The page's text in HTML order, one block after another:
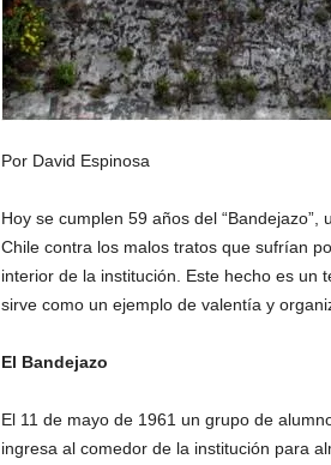
Por David Espinosa
Hoy se cumplen 59 años del
Chile contra los malos tratos que sufrían
interior de la institución. Este hecho es un
sirve como un ejemplo de valentía y
El Bandejazo
El 11 de mayo de 1961 un grupo de
ingresa al comedor de la institución para